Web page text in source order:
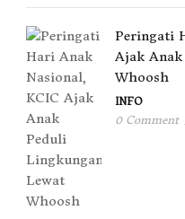
Peringati
Ajak
Whoosh
INFO
0 Comment